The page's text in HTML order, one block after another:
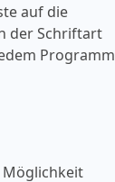
auf die
der Schriftart
Programm
Möglichkeit